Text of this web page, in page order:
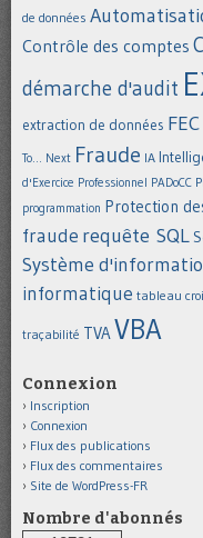
de données
Contrôle des comptes
démarche d'audit
extraction de données FEC
To... Next Fraude IA
d'Exercice Professionnel PADoCC
programmation Protection
fraude requête SQL
Système
informatique tableau
traçabilité TVAVBA
Connexion
Inscription
Connexion
Flux des publications
Flux des commentaires
Site de WordPress-FR
Nombre d'abonnés